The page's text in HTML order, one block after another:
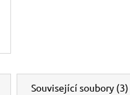
Související soubory (3)